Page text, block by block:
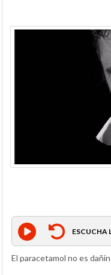
ESCUCHA
El paracetamol no es